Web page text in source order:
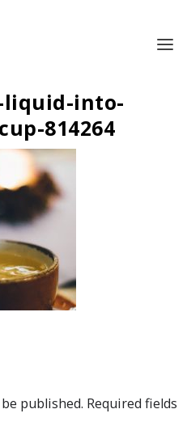
liquid-into-
814264
published. Required fields